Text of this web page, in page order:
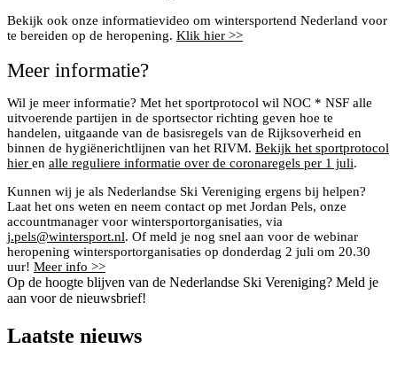
Bekijk ook onze informatievideo om wintersportend Nederland voor
te bereiden op de heropening. Klik hier >>
Meer informatie?
Wil je meer informatie? Met het sportprotocol wil NOC * NSF alle
uitvoerende partijen in de sportsector richting geven hoe te
handelen, uitgaande van de basisregels van de Rijksoverheid en
binnen de hygiënerichtlijnen van het RIVM. Bekijk het sportprotocol
hier en alle reguliere informatie over de coronaregels per 1 juli.
Kunnen wij je als Nederlandse Ski Vereniging ergens bij helpen?
Laat het ons weten en neem contact op met Jordan Pels, onze
accountmanager voor wintersportorganisaties, via
j.pels@wintersport.nl. Of meld je nog snel aan voor de webinar
heropening wintersportorganisaties op donderdag 2 juli om 20.30
uur! Meer info >>
Op de hoogte blijven van de Nederlandse Ski Vereniging? Meld je
aan voor de nieuwsbrief!
Laatste nieuws